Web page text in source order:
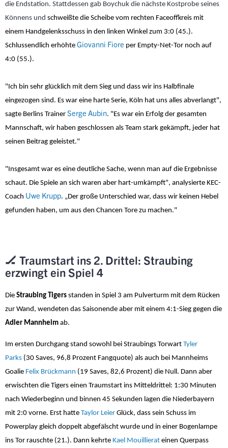
die Endstation. Stattdessen gab Boychuk die nächste Kostprobe seines
Könnens und schweißte die Scheibe vom rechten Faceoffkreis mit
einem Handgelenksschuss in den linken Winkel zum 3:0 (45.).
Schlussendlich erhöhte Giovanni Fiore per Empty-Net-Tor noch auf
4:0 (55.).
"Ich bin sehr glücklich mit dem Sieg und dass wir ins Halbfinale
eingezogen sind. Es war eine harte Serie, Köln hat uns alles abverlangt",
sagte Berlins Trainer Serge Aubin. "Es war ein Erfolg der gesamten
Mannschaft, wir haben geschlossen als Team stark gekämpft, jeder hat
seinen Beitrag geleistet."
"Insgesamt war es eine deutliche Sache, wenn man auf die Ergebnisse
schaut. Die Spiele an sich waren aber hart-umkämpft", analysierte KEC-
Coach Uwe Krupp. „Der große Unterschied war, dass wir keinen Hebel
gefunden haben, um aus den Chancen Tore zu machen."
🏒 Traumstart ins 2. Drittel: Straubing
erzwingt ein Spiel 4
Die Straubing Tigers standen in Spiel 3 am Pulverturm mit dem Rücken
zur Wand, wendeten das Saisonende aber mit einem 4:1-Sieg gegen die
Adler Mannheim ab.
Im ersten Durchgang stand sowohl bei Straubings Torwart Tyler
Parks (30 Saves, 96,8 Prozent Fangquote) als auch bei Mannheims
Goalie Felix Brückmann (19 Saves, 82,6 Prozent) die Null. Dann aber
erwischten die Tigers einen Traumstart ins Mitteldrittel: 1:30 Minuten
nach Wiederbeginn und binnen 45 Sekunden lagen die Niederbayern
mit 2:0 vorne. Erst hatte Taylor Leier Glück, dass sein Schuss im
Powerplay gleich doppelt abgefälscht wurde und in einer Bogenlampe
ins Tor rauschte (21.). Dann kehrte Kael Mouillierat einen Querpass